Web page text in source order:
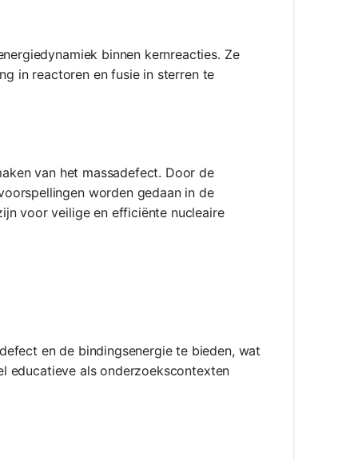
binnen kernreacties. Ze
in reactoren en fusie in sterren te
van het massadefect. Door de
worden gedaan in de
voor veilige en efficiënte nucleaire
en de bindingsenergie te bieden, wat
educatieve als onderzoekscontexten